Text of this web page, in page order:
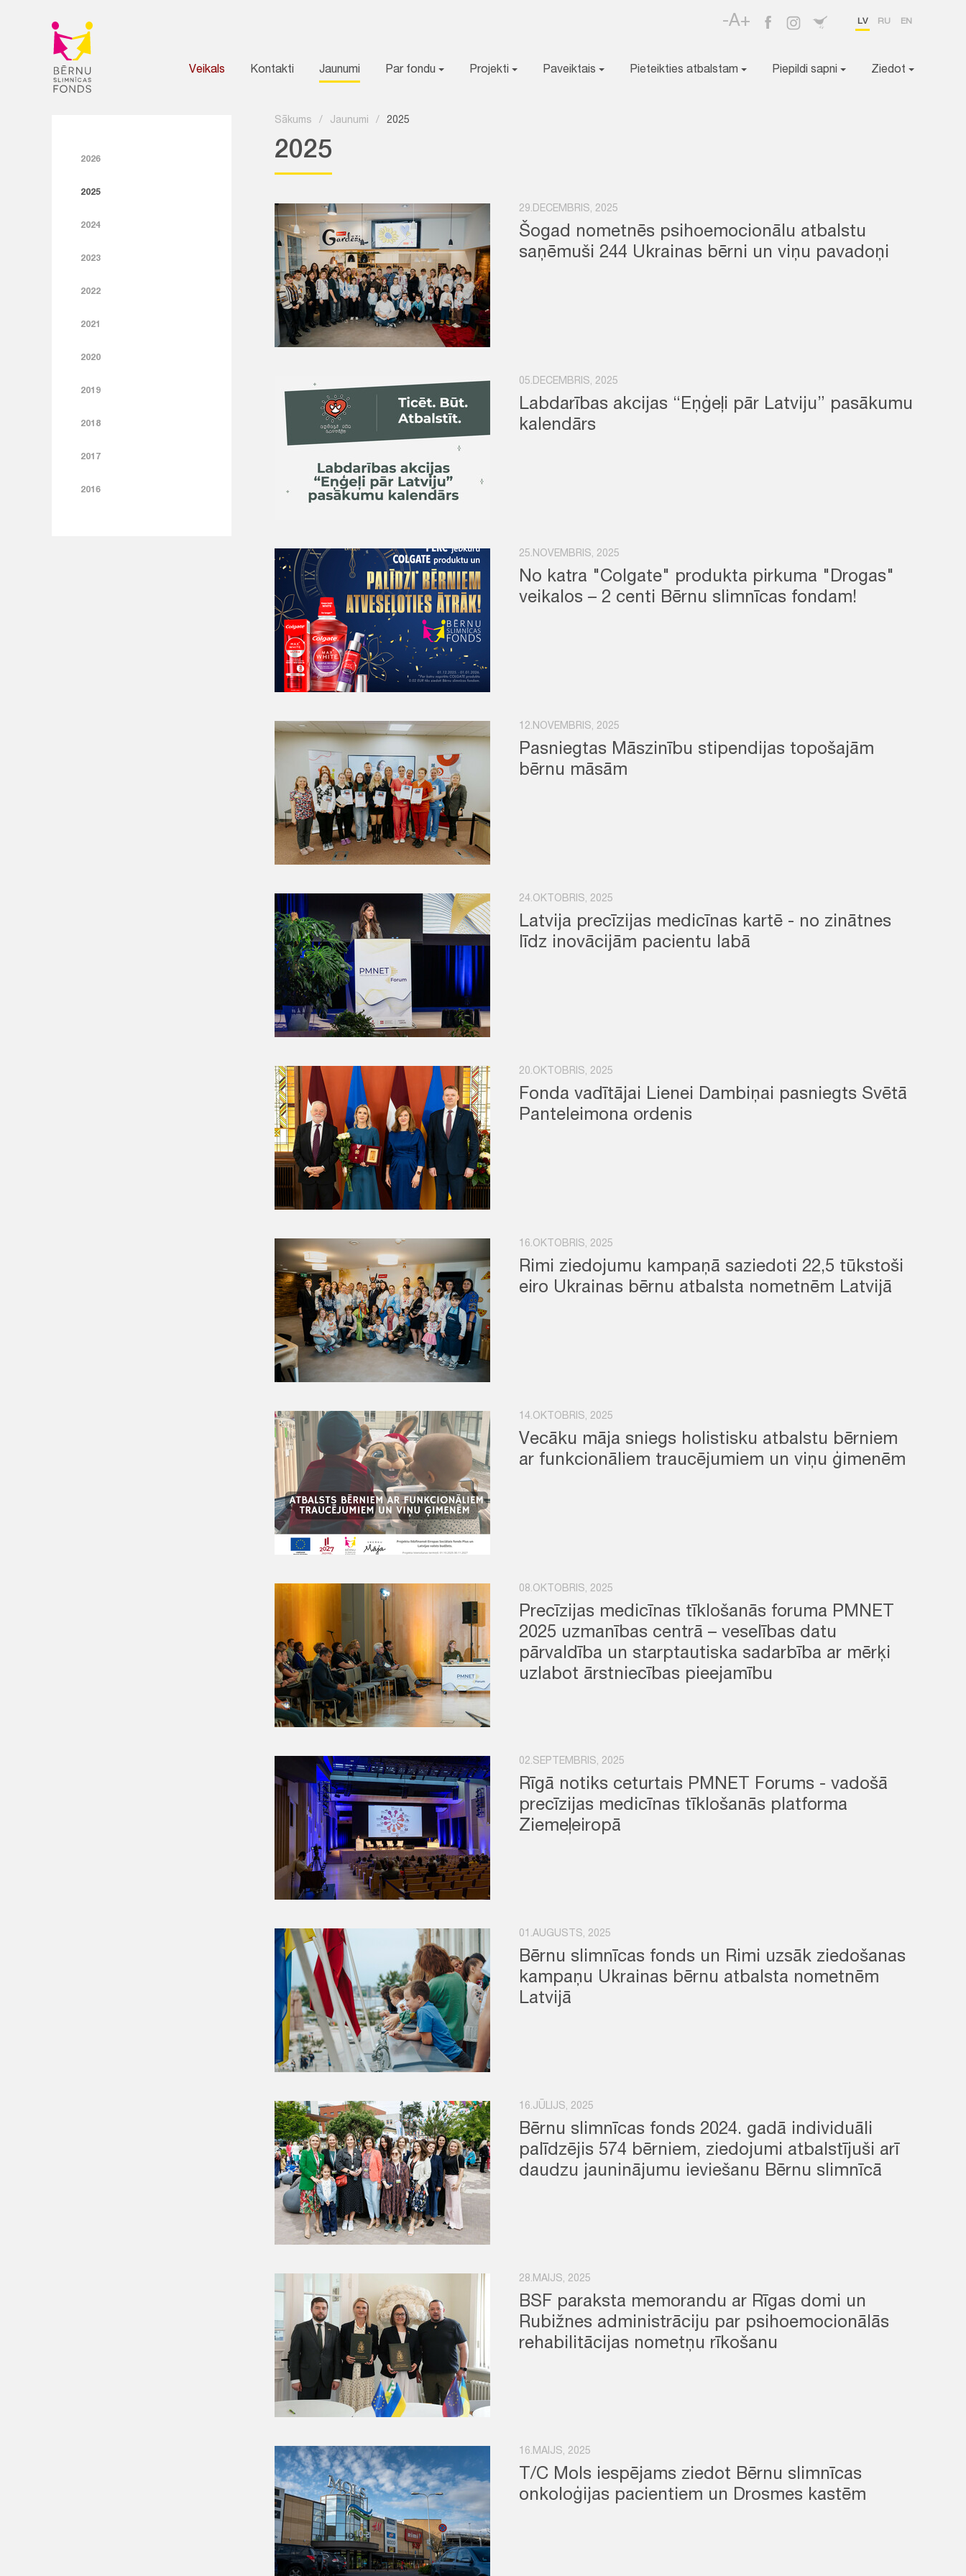
-A+ LV RU EN
Veikals Kontakti Jaunumi Par fondu Projekti Paveiktais Pieteikties atbalstam Piepildi sapni Ziedot
2026
2025
2024
2023
2022
2021
2020
2019
2018
2017
2016
Sākums / Jaunumi / 2025
2025
29.DECEMBRIS, 2025
Šogad nometnēs psihoemocionālu atbalstu
saņēmuši 244 Ukrainas bērni un viņu pavadoņi
05.DECEMBRIS, 2025
Labdarības akcijas “Eņģeļi pār Latviju” pasākumu
kalendārs
25.NOVEMBRIS, 2025
No katra "Colgate" produkta pirkuma "Drogas"
veikalos – 2 centi Bērnu slimnīcas fondam!
12.NOVEMBRIS, 2025
Pasniegtas Māszinību stipendijas topošajām
bērnu māsām
24.OKTOBRIS, 2025
Latvija precīzijas medicīnas kartē - no zinātnes
līdz inovācijām pacientu labā
20.OKTOBRIS, 2025
Fonda vadītājai Lienei Dambiņai pasniegts Svētā
Panteleimona ordenis
16.OKTOBRIS, 2025
Rimi ziedojumu kampaņā saziedoti 22,5 tūkstoši
eiro Ukrainas bērnu atbalsta nometnēm Latvijā
14.OKTOBRIS, 2025
Vecāku māja sniegs holistisku atbalstu bērniem
ar funkcionāliem traucējumiem un viņu ģimenēm
08.OKTOBRIS, 2025
Precīzijas medicīnas tīklošanās foruma PMNET
2025 uzmanības centrā – veselības datu
pārvaldība un starptautiska sadarbība ar mērķi
uzlabot ārstniecības pieejamību
02.SEPTEMBRIS, 2025
Rīgā notiks ceturtais PMNET Forums - vadošā
precīzijas medicīnas tīklošanās platforma
Ziemeļeiropā
01.AUGUSTS, 2025
Bērnu slimnīcas fonds un Rimi uzsāk ziedošanas
kampaņu Ukrainas bērnu atbalsta nometnēm
Latvijā
16.JŪLIJS, 2025
Bērnu slimnīcas fonds 2024. gadā individuāli
palīdzējis 574 bērniem, ziedojumi atbalstījuši arī
daudzu jauninājumu ieviešanu Bērnu slimnīcā
28.MAIJS, 2025
BSF paraksta memorandu ar Rīgas domi un
Rubižnes administrāciju par psihoemocionālās
rehabilitācijas nometņu rīkošanu
16.MAIJS, 2025
T/C Mols iespējams ziedot Bērnu slimnīcas
onkoloģijas pacientiem un Drosmes kastēm